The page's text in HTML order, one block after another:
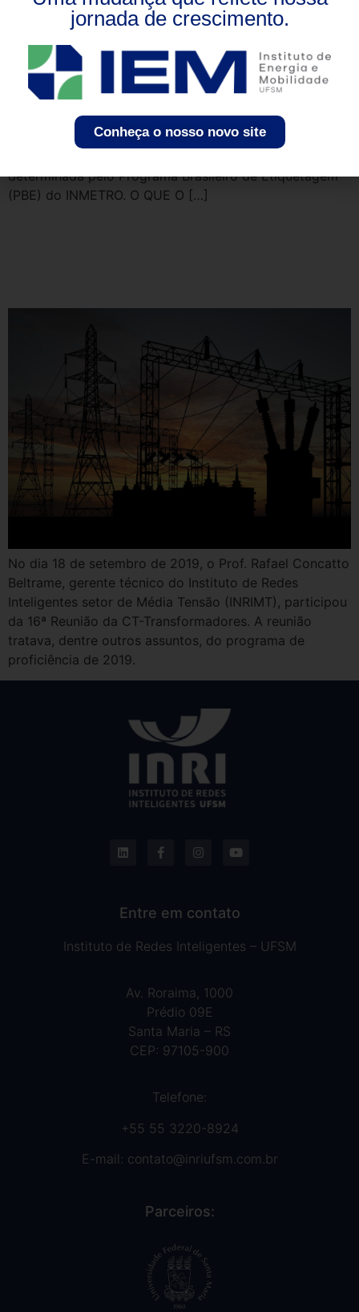
A preocupação dos consumidores em comprar
produtos de qualidade e eficientes norteia o mercado
em todo o mundo. Desse modo, os transformadores de
potência, também possuem uma classificações de
qualidade, assim como os eletrodomésticos destinados
determinada pelo Programa Brasileiro de Etiquetagem
(PBE) do INMETRO. O QUE O […]
No dia 18 de setembro de 2019, o Prof. Rafael Concatto
Beltrame, gerente técnico do Instituto de Redes
Inteligentes setor de Média Tensão (INRIMT), participou
da 16ª Reunião da CT-Transformadores. A reunião
tratava, dentre outros assuntos, do programa de
proficiência de 2019.
Entre em contato
Instituto de Redes Inteligentes – UFSM
Av. Roraima, 1000
Prédio 09E
Santa Maria – RS
CEP: 97105-900
Telefone:
+55 55 3220-8924
E-mail: contato@inriufsm.com.br
Parceiros:
jornada de crescimento.
Conheça o nosso novo site